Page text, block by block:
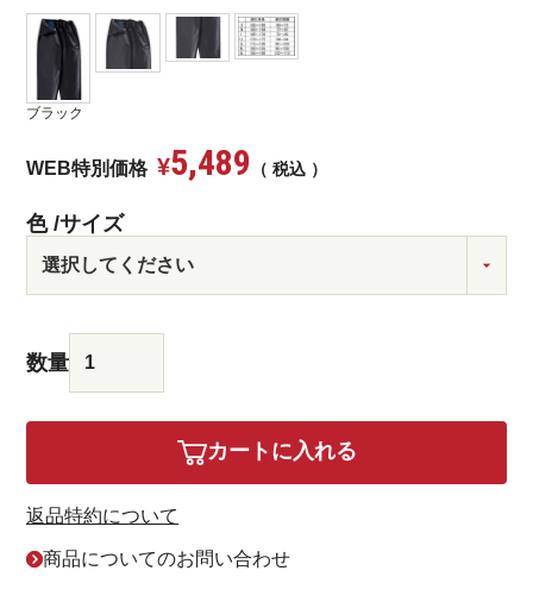
ブラック
WEB特別価格 ¥5,489 税込
色 サイズ
カートに入れる
返品特約について
商品についてのお問い合わせ